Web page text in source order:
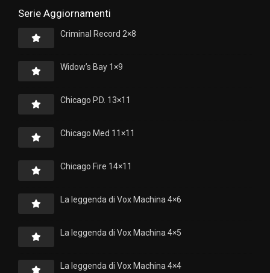
Serie Aggiornamenti
Criminal Record 2×8
Widow’s Bay 1×9
Chicago P.D. 13×11
Chicago Med 11×11
Chicago Fire 14×11
La leggenda di Vox Machina 4×6
La leggenda di Vox Machina 4×5
La leggenda di Vox Machina 4×4